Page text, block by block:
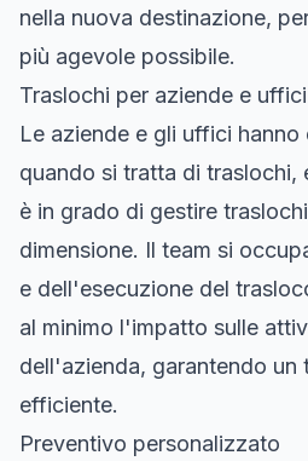
nella nuova destinazione,
più agevole possibile.
Traslochi per aziende e uffici
Le aziende e gli uffici
quando si tratta di traslochi,
è in grado di gestire
dimensione. Il team si
e dell'esecuzione del
al minimo l'impatto sulle
dell'azienda, garantendo un
efficiente.
Preventivo personalizzato